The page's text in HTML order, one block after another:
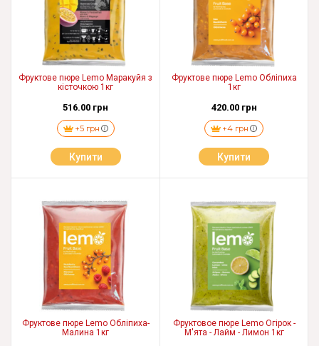
Фруктове пюре Lemo Маракуйя з
кісточкою 1кг
516.00 грн
+5 грн
Купити
Фруктове пюре Lemo Обліпиха
1кг
420.00 грн
+4 грн
Купити
Фруктове пюре Lemo Обліпиха-
Малина 1кг
Фруктовое пюре Lemo Огірок -
М'ята - Лайм - Лимон 1кг